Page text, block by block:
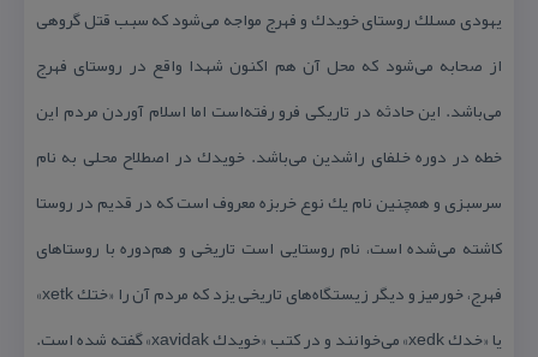
یهودی مسلك روستای خویدك و فهرج مواجه می‌شود كه سبب قتل گروهی
از صحابه می‌شود كه محل آن هم اكنون شهدا واقع در روستای فهرج
می‌باشد. این حادثه در تاریكی فرو رفته‌است اما اسلام آوردن مردم این
خطه در دوره خلفای راشدین می‌باشد. خویدك در اصطلاح محلی به نام
سرسبزی و همچنین نام یك نوع خربزه معروف است كه در قدیم در روستا
كاشته می‌شده است، نام روستایی است تاریخی و هم‌دوره با روستاهای
فهرج، خورمیز و دیگر زیستگاه‌های تاریخی یزد كه مردم آن را «ختك xetk»
یا «خدك xedk» می‌خوانند و در كتب «خویدك xavidak» گفته شده است.